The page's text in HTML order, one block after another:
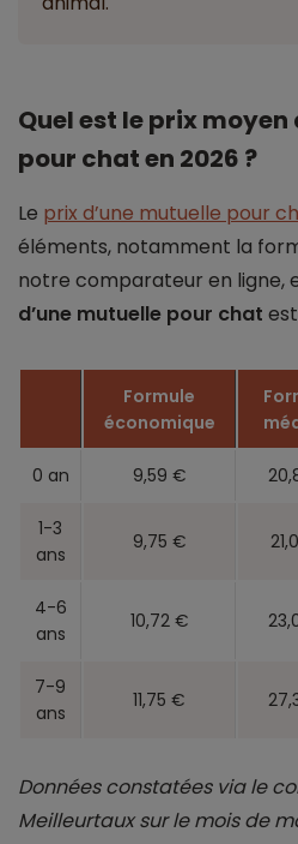
Quel est le prix moyen
pour chat en 2026 ?
Le prix d’une mutuelle pour
éléments, notamment la
notre comparateur en ligne,
d’une mutuelle pour chat
Formule
économique
0 an 9,59 €
1-3
ans
9,75 €
4-6
ans
10,72 €
7-9
ans
11,75 €
Données constatées via le
Meilleurtaux sur le mois de